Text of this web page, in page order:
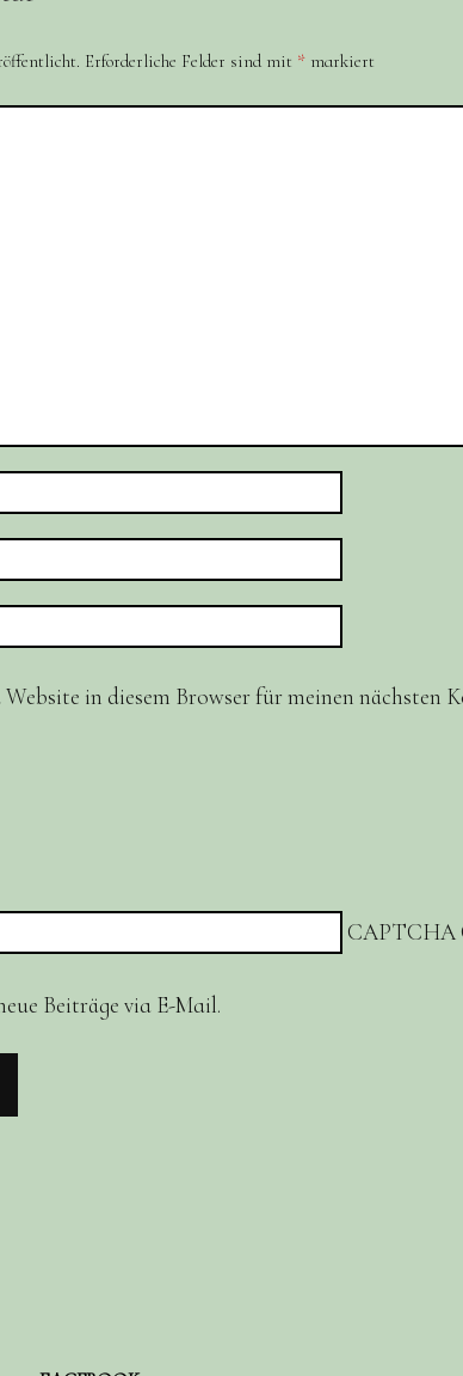
Erforderliche Felder sind mit * markiert
in diesem Browser für meinen nächsten
CAPTCHA
Beiträge via E-Mail.